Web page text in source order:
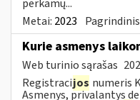
perkamų...
Metai: 2023
Kurie asmenys
Web turinio sąrašas
Registracijos numeris
Asmenys, privalantys